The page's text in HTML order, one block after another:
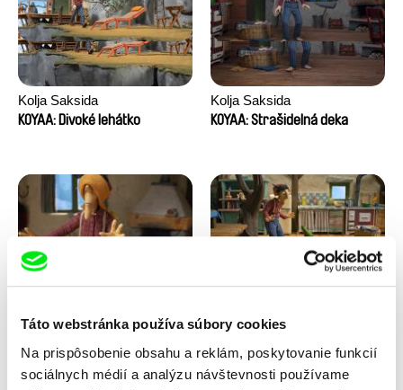
Táto webstránka používa súbory cookies
Na prispôsobenie obsahu a reklám, poskytovanie funkcií
sociálnych médií a analýzu návštevnosti používame
Kolja Saksida
KOYAA: Divoké lehátko
Kolja Saksida
KOYAA: Strašidelná deka
Kolja Saksida
Kolja Saksida